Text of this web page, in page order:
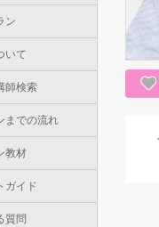
ン
いて
師検索
までの流れ
教材
ガイド
質問